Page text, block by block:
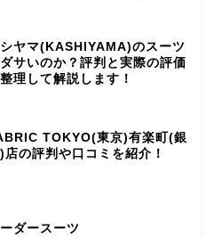
ヤマ(KASHIYAMA)のスーツ
サいのか？評判と実際の評価
理して解説します！
TOKYO(東京)有楽町(銀
店の評判や口コミを紹介！
ダースーツ